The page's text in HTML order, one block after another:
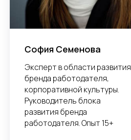
София Семенова
Эксперт в области развития
бренда работодателя,
корпоративной культуры.
Руководитель блока
развития бренда
работодателя. Опыт 15+